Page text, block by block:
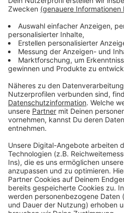
vermutet, dass sich das
nach weiteren Zeugen der
hat, meldet sich telefonisch
+++Aktualisiert mit weiteren
Bonner Polizei+++
Anzeige
Anzeige